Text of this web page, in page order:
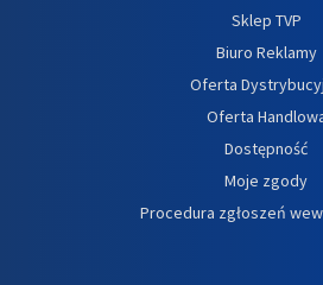
Sklep TVP
Biuro Reklamy
Oferta
Oferta
Dostępność
Moje zgody
Procedura zgłoszeń